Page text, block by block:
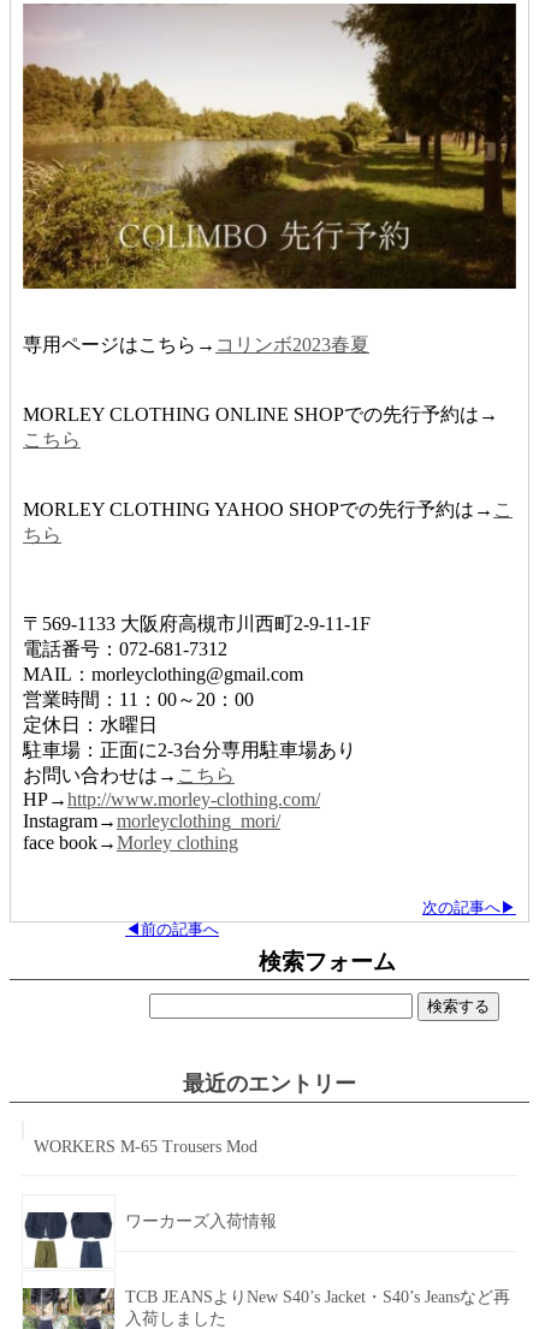
専用ページはこちら→ コリンボ2023春夏
MORLEY CLOTHING ONLINE SHOPでの先行予約は→
こちら
MORLEY CLOTHING YAHOO SHOPでの先行予約は→ こ
ちら
〒569-1133 大阪府高槻市川西町2-9-11-1F
電話番号：072-681-7312
MAIL：morleyclothing@gmail.com
営業時間：11：00～20：00
定休日：水曜日
駐車場：正面に2-3台分専用駐車場あり
お問い合わせは→ こちら
HP→http://www.morley-clothing.com/
Instagram→morleyclothing_mori/
face book→Morley clothing
次の記事へ▶
◀前の記事へ
検索フォーム
最近のエントリー
WORKERS M-65 Trousers Mod
ワーカーズ入荷情報
TCB JEANSよりNew S40’s Jacket・S40’s Jeansなど再
入荷しました